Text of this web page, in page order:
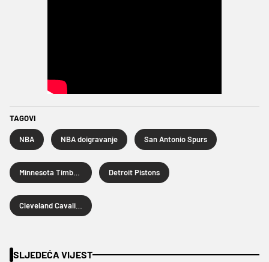
TAGOVI
NBA NBA doigravanje San Antonio Spurs
Detroit Pistons
SLJEDEĆA VIJEST